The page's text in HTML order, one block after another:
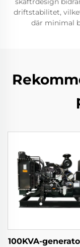
driftstabilitet,
där minimal
100KVA-